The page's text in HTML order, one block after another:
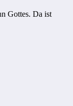
Gottes. Da ist